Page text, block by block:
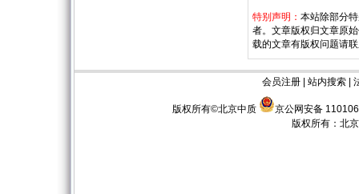
特别声明： 本站除部分
者。文章版权归文章原
载的文章有版权问题请
会员注册| 站内搜索|
版权所有©北京中质
京公网安备
版权所有： 北